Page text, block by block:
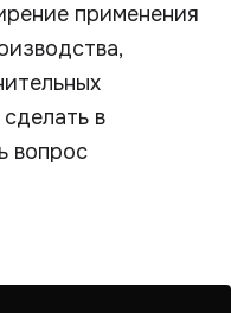
применения
в
вопрос